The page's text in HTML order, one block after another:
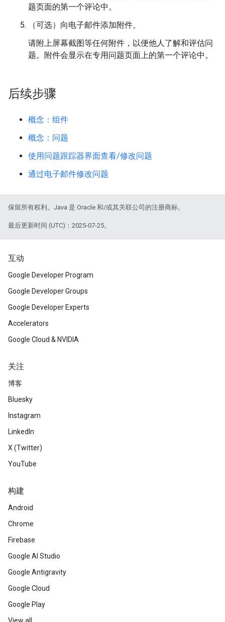
题页面的第一个评论中。
（可选）向电子邮件添加附件。
请附上屏幕截图等任何附件，以便他人了解和评估问
题。附件会显示在专用问题页面上的第一个评论中。
后续步骤
概念：组件
概念：问题
使用问题跟踪器界面查看/修改问题
通过电子邮件修改问题
保留所有权利。Java 是 Oracle 和/或其关联公司的注册商标。
最后更新时间 (UTC)：2025-07-25。
互动
Google Developer Program
Google Developer Groups
Google Developer Experts
Accelerators
Google Cloud & NVIDIA
关注
博客
Bluesky
Instagram
LinkedIn
X (Twitter)
YouTube
构建
Android
Chrome
Firebase
Google AI Studio
Google Antigravity
Google Cloud
Google Play